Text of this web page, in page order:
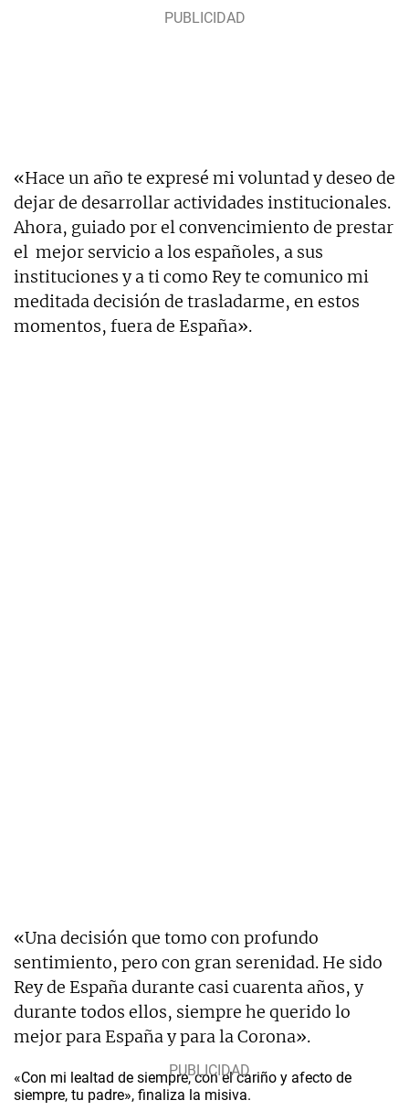
«Hace un año te expresé mi voluntad y deseo de
dejar de desarrollar actividades institucionales.
Ahora, guiado por el convencimiento de prestar
el mejor servicio a los españoles, a sus
instituciones y a ti como Rey te comunico mi
meditada decisión de trasladarme, en estos
momentos, fuera de España».
«Una decisión que tomo con profundo
sentimiento, pero con gran serenidad. He sido
Rey de España durante casi cuarenta años, y
durante todos ellos, siempre he querido lo
mejor para España y para la Corona».
«Con mi lealtad de siempre, con el cariño y afecto de
siempre, tu padre», finaliza la misiva.